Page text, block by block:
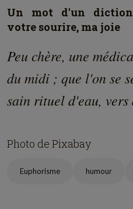
Un mot d'un
votre sourire, ma joie
Peu chère, une
du midi ; que l'on se
sain rituel d'eau, vers
Photo de Pixabay
Euphorisme humour